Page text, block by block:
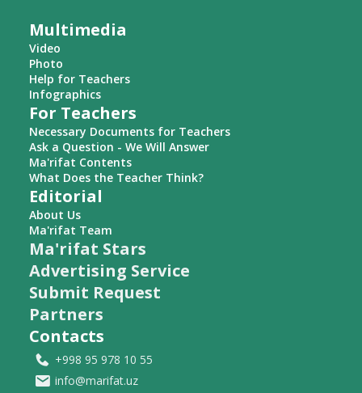
Multimedia
Video
Photo
Help for Teachers
Infographics
For Teachers
Necessary Documents for Teachers
Ask a Question - We Will Answer
Ma'rifat Contents
What Does the Teacher Think?
Editorial
About Us
Ma'rifat Team
Ma'rifat Stars
Advertising Service
Submit Request
Partners
Contacts
+998 95 978 10 55
info@marifat.uz